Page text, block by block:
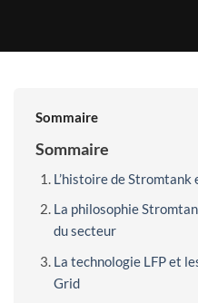
Sommaire
Sommaire
L’histoire de
La philosophie
du secteur
La technologie LFP et
Grid